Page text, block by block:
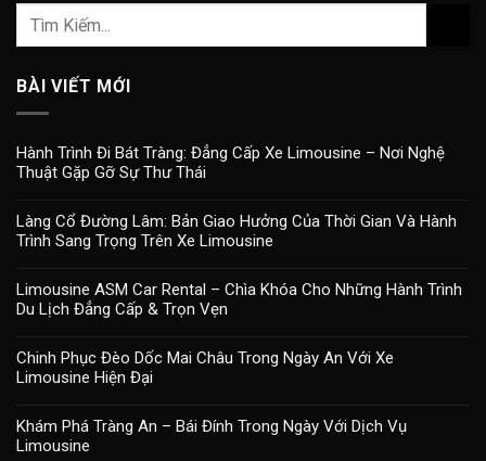
BÀI VIẾT MỚI
Hành Trình Đi Bát Tràng: Đẳng Cấp Xe Limousine – Nơi Nghệ
Thuật Gặp Gỡ Sự Thư Thái
Làng Cổ Đường Lâm: Bản Giao Hưởng Của Thời Gian Và Hành
Trình Sang Trọng Trên Xe Limousine
Limousine ASM Car Rental – Chìa Khóa Cho Những Hành Trình
Du Lịch Đẳng Cấp & Trọn Vẹn
Chinh Phục Đèo Dốc Mai Châu Trong Ngày An Với Xe
Limousine Hiện Đại
Khám Phá Tràng An – Bái Đính Trong Ngày Với Dịch Vụ
Limousine